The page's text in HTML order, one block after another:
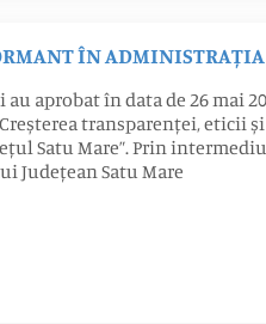
ÎN ADMINISTRAȚIA
aprobat în data de 26 mai
transparenței, eticii
Satu Mare”. Prin
Județean Satu Mare